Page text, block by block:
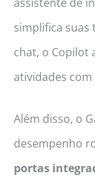
assistente de
simplifica suas
chat, o Copilot
atividades
Além disso, o
desempenho
portas